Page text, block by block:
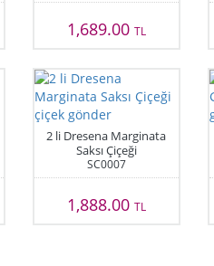
1,689.00 TL
2 li Dresena Marginata
Saksı Çiçeği
SC0007
1,888.00 TL